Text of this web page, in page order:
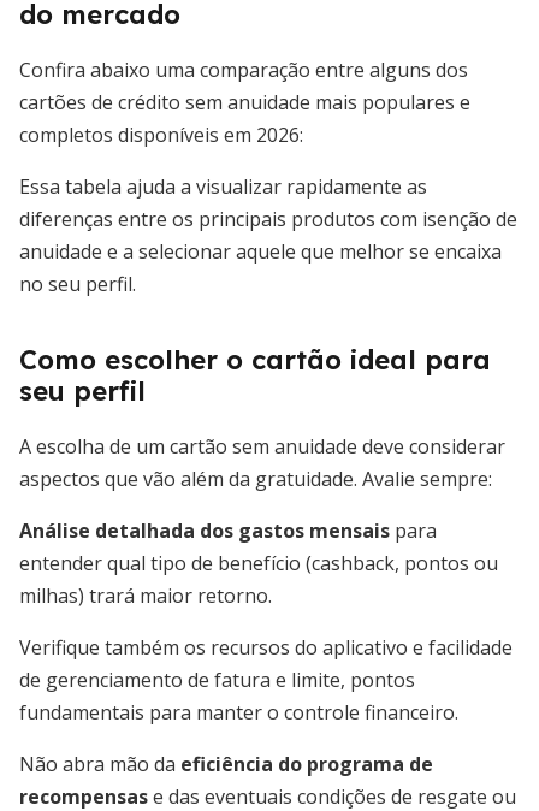
do mercado
Confira abaixo uma comparação entre alguns dos
cartões de crédito sem anuidade mais populares e
completos disponíveis em 2026:
Essa tabela ajuda a visualizar rapidamente as
diferenças entre os principais produtos com isenção de
anuidade e a selecionar aquele que melhor se encaixa
no seu perfil.
Como escolher o cartão ideal para
seu perfil
A escolha de um cartão sem anuidade deve considerar
aspectos que vão além da gratuidade. Avalie sempre:
Análise detalhada dos gastos mensais para
entender qual tipo de benefício (cashback, pontos ou
milhas) trará maior retorno.
Verifique também os recursos do aplicativo e facilidade
de gerenciamento de fatura e limite, pontos
fundamentais para manter o controle financeiro.
Não abra mão da eficiência do programa de
recompensase das eventuais condições de resgate ou